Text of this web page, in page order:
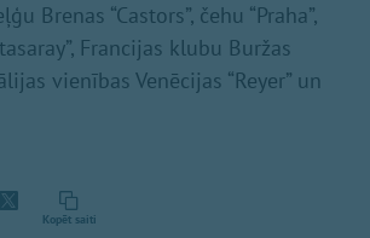
Brenas “Castors”, čehu “Praha”,
Francijas klubu Buržas
vienības Venēcijas “Reyer” un
Kopēt saiti